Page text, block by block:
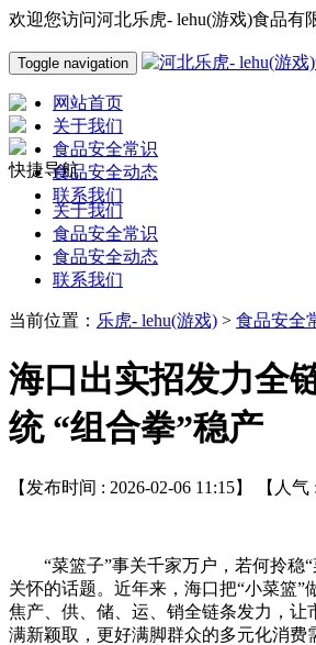
欢迎您访问河北乐虎- lehu(游戏)食品有
Toggle navigation
网站首页
关于我们
食品安全常识
食品安全动态
联系我们
快捷导航
关于我们
食品安全常识
食品安全动态
联系我们
当前位置： 乐虎- lehu(游戏) > 食品安全
海口出实招发力全
统 “组合拳”稳产
【发布时间 : 2026-02-06 11:15】 【人气 :
“菜篮子”事关千家万户，若何拎稳“
关怀的话题。近年来，海口把“小菜篮”
焦产、供、储、运、销全链条发力，让
满新颖取，更好满脚群众的多元化消费